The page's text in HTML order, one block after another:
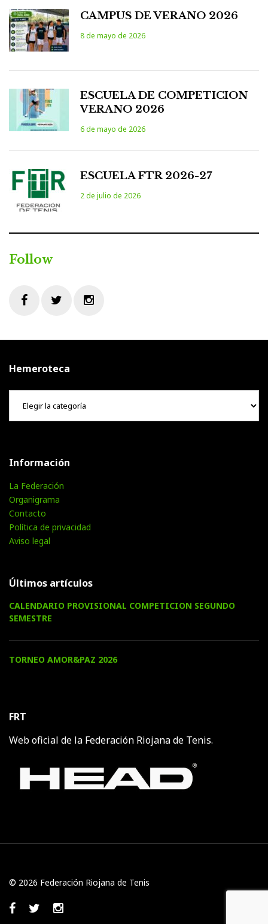
CAMPUS DE VERANO 2026
8 de mayo de 2026
ESCUELA DE COMPETICION
VERANO 2026
6 de mayo de 2026
ESCUELA FTR 2026-27
2 de julio de 2026
Follow
Hemeroteca
Hemeroteca
Información
La Federación
Organigrama
Contacto
Política de privacidad
Aviso legal
Últimos artículos
CALENDARIO PROVISIONAL COMPETICION SEGUNDO
SEMESTRE
TORNEO AMOR&PAZ 2026
FRT
Web oficial de la Federación Riojana de Tenis.
© 2026 Federación Riojana de Tenis
FacebookTwitterInstagram